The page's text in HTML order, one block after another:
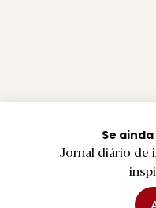
Se
Jornal diário de